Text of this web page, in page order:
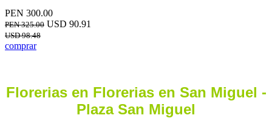
PEN 300.00
PEN 325.00 USD 90.91
USD 98.48
comprar
Florerias en Florerias en San Miguel -
Plaza San Miguel